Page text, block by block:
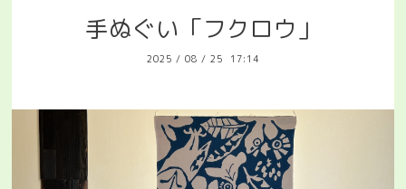
手ぬぐい「フクロウ」
2025 / 08 / 25 17:14